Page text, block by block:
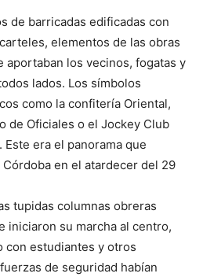
de barricadas edificadas con
elementos de las obras
aportaban los vecinos, fogatas y
lados. Los símbolos
como la confitería Oriental,
de Oficiales o el Jockey Club
era el panorama que
en el atardecer del 29
tupidas columnas obreras
iniciaron su marcha al centro,
con estudiantes y otros
de seguridad habían